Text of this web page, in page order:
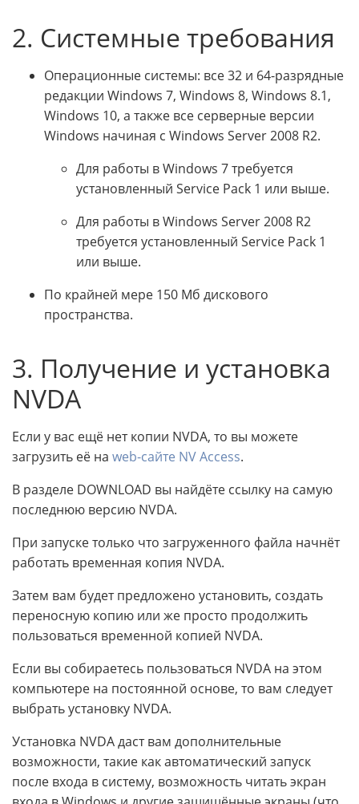
2. Системные требования
Операционные системы: все 32 и 64-разрядные
редакции Windows 7, Windows 8, Windows 8.1,
Windows 10, а также все серверные версии
Windows начиная с Windows Server 2008 R2.
Для работы в Windows 7 требуется
установленный Service Pack 1 или выше.
Для работы в Windows Server 2008 R2
требуется установленный Service Pack 1
или выше.
По крайней мере 150 Мб дискового
пространства.
3. Получение и установка
NVDA
Если у вас ещё нет копии NVDA, то вы можете
загрузить её на web-сайте NV Access.
В разделе DOWNLOAD вы найдёте ссылку на самую
последнюю версию NVDA.
При запуске только что загруженного файла начнёт
работать временная копия NVDA.
Затем вам будет предложено установить, создать
переносную копию или же просто продолжить
пользоваться временной копией NVDA.
Если вы собираетесь пользоваться NVDA на этом
компьютере на постоянной основе, то вам следует
выбрать установку NVDA.
Установка NVDA даст вам дополнительные
возможности, такие как автоматический запуск
после входа в систему, возможность читать экран